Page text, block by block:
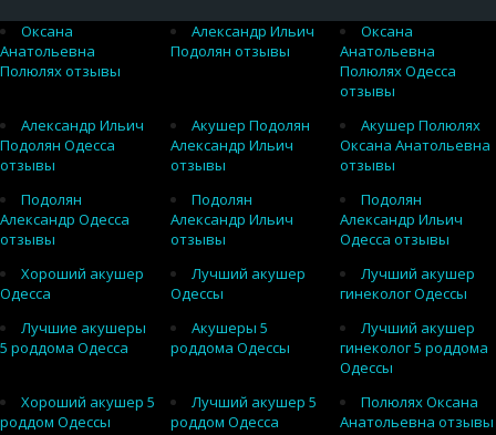
Оксана
Анатольевна
Полюлях отзывы
Александр Ильич
Подолян отзывы
Оксана
Анатольевна
Полюлях Одесса
отзывы
Александр Ильич
Подолян Одесса
отзывы
Акушер Подолян
Александр Ильич
отзывы
Акушер Полюлях
Оксана Анатольевна
отзывы
Подолян
Александр Одесса
отзывы
Подолян
Александр Ильич
отзывы
Подолян
Александр Ильич
Одесса отзывы
Хороший акушер
Одесса
Лучший акушер
Одессы
Лучший акушер
гинеколог Одессы
Лучшие акушеры
5 роддома Одесса
Акушеры 5
роддома Одессы
Лучший акушер
гинеколог 5 роддома
Одессы
Хороший акушер 5
роддом Одессы
Лучший акушер 5
роддом Одесса
Полюлях Оксана
Анатольевна отзывы